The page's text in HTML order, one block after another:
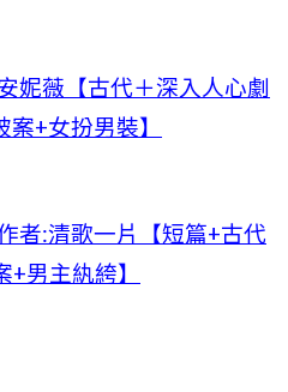
妮薇【古代＋深入人心劇
+女扮男裝】
者:清歌一片【短篇+古代
男主紈絝】